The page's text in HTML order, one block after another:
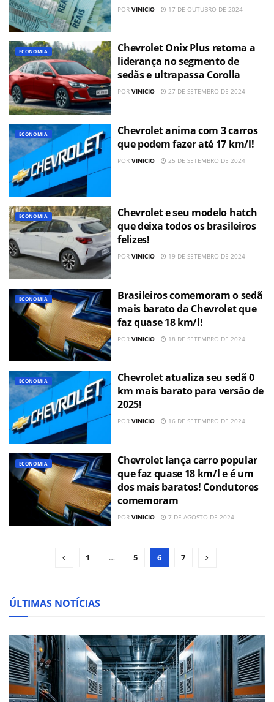
POR VINICIO 17 DE OUTUBRO DE 2024
ECONOMIA
Chevrolet Onix Plus retoma a
liderança no segmento de
sedãs e ultrapassa Corolla
POR VINICIO 27 DE SETEMBRO DE 2024
ECONOMIA
Chevrolet anima com 3 carros
que podem fazer até 17 km/l!
POR VINICIO 25 DE SETEMBRO DE 2024
ECONOMIA
Chevrolet e seu modelo hatch
que deixa todos os brasileiros
felizes!
POR VINICIO 19 DE SETEMBRO DE 2024
ECONOMIA
Brasileiros comemoram o sedã
mais barato da Chevrolet que
faz quase 18 km/l!
POR VINICIO 18 DE SETEMBRO DE 2024
ECONOMIA
Chevrolet atualiza seu sedã 0
km mais barato para versão de
2025!
POR VINICIO 16 DE SETEMBRO DE 2024
ECONOMIA
Chevrolet lança carro popular
que faz quase 18 km/l e é um
dos mais baratos! Condutores
comemoram
POR VINICIO 7 DE AGOSTO DE 2024
1 … 5 6 7
ÚLTIMAS NOTÍCIAS